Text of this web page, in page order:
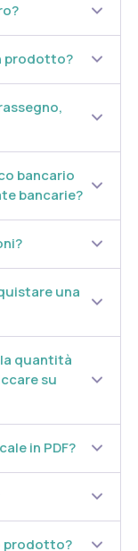
%VNR* per 1
compressa
kJ /
g
g
g
g
prodotto?
bancario
bancarie?
una
quantità
su
in PDF?
prodotto?